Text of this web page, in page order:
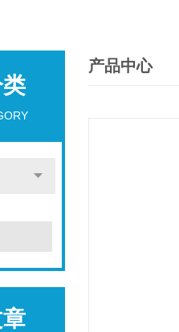
产品中心